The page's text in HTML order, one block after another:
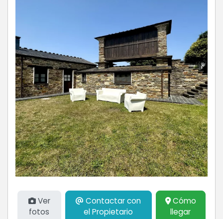
Ver
fotos
Contactar con
el Propietario
Cómo
llegar